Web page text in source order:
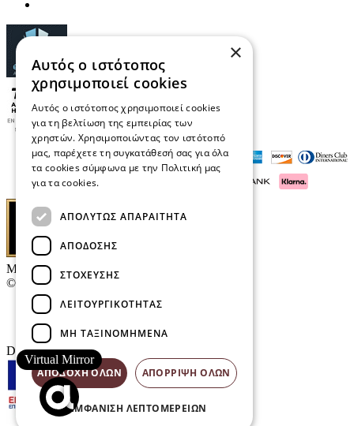
Μαρκάκης Οπτικά
© 2026
Επικοινωνία
E-Volution Awards
Designed & developed by
Virtual Mirror
×
Αυτός ο ιστότοπος
χρησιμοποιεί cookies
Αυτός ο ιστότοπος χρησιμοποιεί cookies
για τη βελτίωση της εμπειρίας των
χρηστών. Χρησιμοποιώντας τον ιστότοπό
μας, παρέχετε τη συγκατάθεσή σας για όλα
τα cookies σύμφωνα με την Πολιτική μας
για τα cookies.
ΑΠΟΛΎΤΩΣ ΑΠΑΡΑΊΤΗΤΑ
ΑΠΌΔΟΣΗΣ
ΣΤΌΧΕΥΣΗΣ
ΛΕΙΤΟΥΡΓΙΚΌΤΗΤΑΣ
ΜΗ ΤΑΞΙΝΟΜΗΜΈΝΑ
ΑΠΟΔΟΧΉ ΌΛΩΝ ΑΠΌΡΡΙΨΗ ΌΛΩΝ
ΕΜΦΆΝΙΣΗ ΛΕΠΤΟΜΕΡΕΙΏΝ